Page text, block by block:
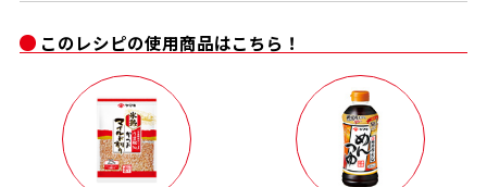
レシピ特設サイト
割烹白だしレシピ特集
だし巻き卵特集
このレシピの使用商品はこちら！